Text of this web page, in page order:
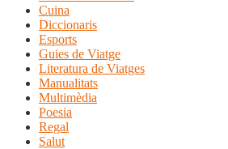
Cuina
Diccionaris
Esports
Guies de Viatge
Literatura de Viatges
Manualitats
Multimèdia
Poesia
Regal
Salut